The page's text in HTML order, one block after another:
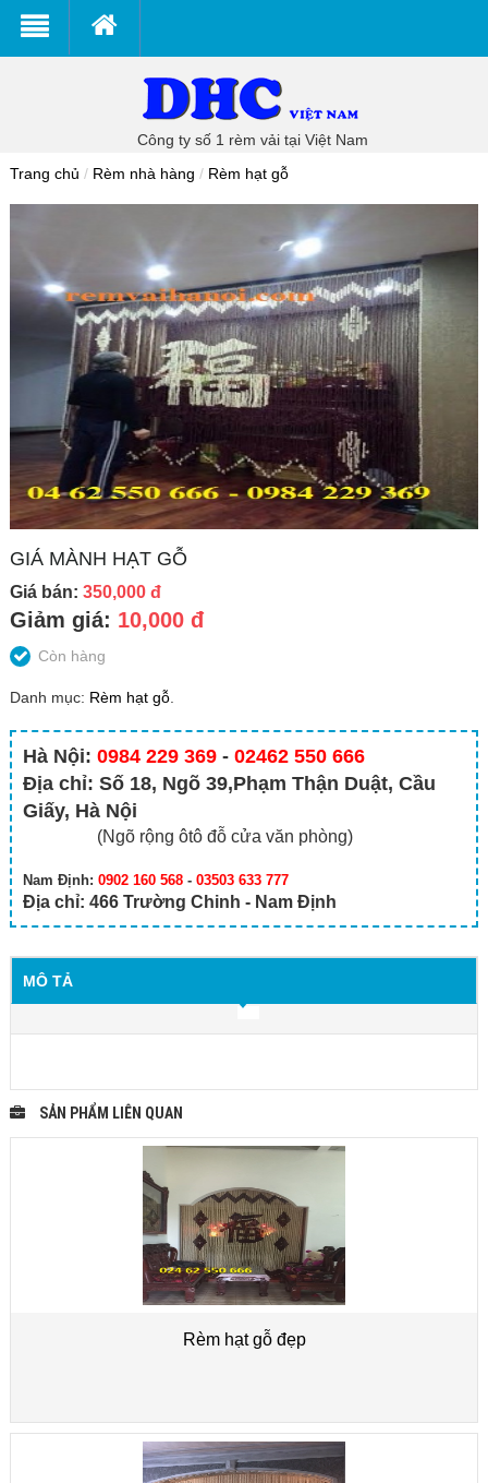
Công ty số 1 rèm vải tại Việt Nam
Trang chủ / Rèm nhà hàng / Rèm hạt gỗ
GIÁ MÀNH HẠT GỖ
Giá bán: 350,000 đ
Giảm giá: 10,000 đ
Còn hàng
Danh mục: Rèm hạt gỗ
Hà Nội: 0984 229 369 - 02462 550 666
Địa chỉ: Số 18, Ngõ 39,Phạm Thận Duật, Cầu
Giấy, Hà Nội
(Ngõ rộng ôtô đỗ cửa văn phòng)
Nam Định: 0902 160 568 - 03503 633 777
Địa chỉ: 466 Trường Chinh - Nam Định
MÔ TẢ
SẢN PHẨM LIÊN QUAN
Rèm hạt gỗ đẹp